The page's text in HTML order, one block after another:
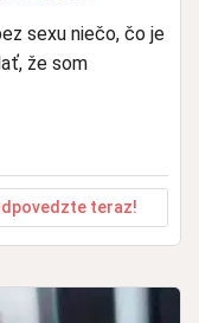
sexu niečo, čo je
že som
teraz!